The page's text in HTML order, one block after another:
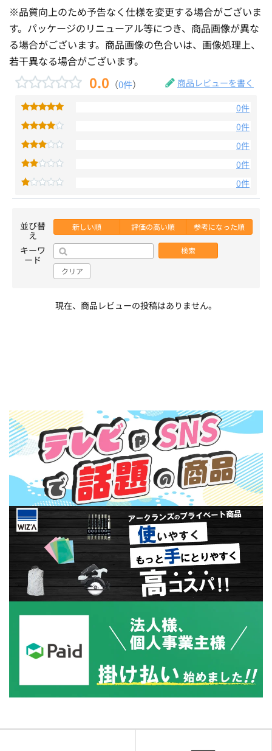
※品質向上のため予告なく仕様を変更する場合がございま
す。パッケージのリニューアル等につき、商品画像が異な
る場合がございます。商品画像の色合いは、画像処理上、
若干異なる場合がございます。
0.0 （0件） 商品レビューを書く
0件
0件
0件
0件
0件
並び替
え
新しい順 評価の高い順 参考になった順
キーワ
ード
検索
クリア
現在、商品レビューの投稿はありません。